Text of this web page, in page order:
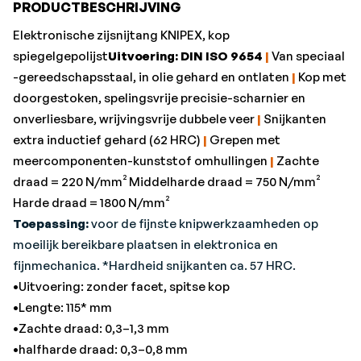
PRODUCTBESCHRIJVING
Elektronische zijsnijtang KNIPEX, kop
spiegelgepolijstUitvoering: DIN ISO 9654 | Van speciaal
-gereedschapsstaal, in olie gehard en ontlaten | Kop met
doorgestoken, spelingsvrije precisie-scharnier en
onverliesbare, wrijvingsvrije dubbele veer | Snijkanten
extra inductief gehard (62 HRC) | Grepen met
meercomponenten-kunststof omhullingen | Zachte
draad = 220 N/mm² Middelharde draad = 750 N/mm²
Harde draad = 1800 N/mm²
Toepassing:voor de fijnste knipwerkzaamheden op
moeilijk bereikbare plaatsen in elektronica en
fijnmechanica. *Hardheid snijkanten ca. 57 HRC.
•Uitvoering: zonder facet, spitse kop
•Lengte: 115* mm
•Zachte draad: 0,3–1,3 mm
•halfharde draad: 0,3–0,8 mm